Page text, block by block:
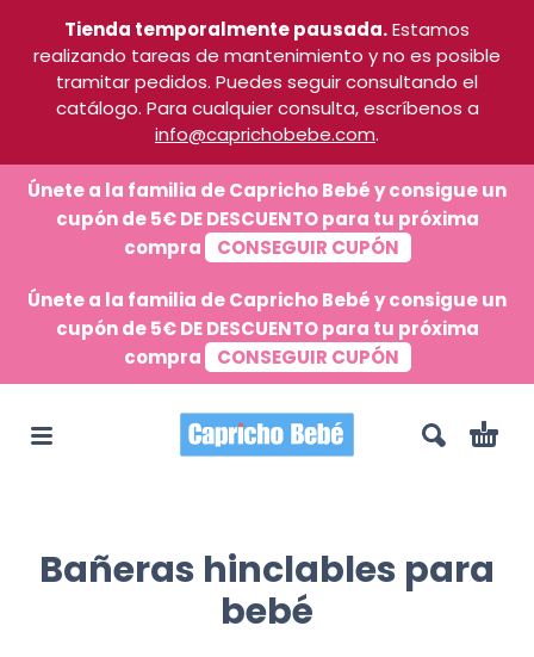
Tienda temporalmente pausada.Estamos
realizando tareas de mantenimiento y no es posible
tramitar pedidos. Puedes seguir consultando el
catálogo. Para cualquier consulta, escríbenos a
info@caprichobebe.com.
Únete a la familia de Capricho Bebé y consigue un
cupón de 5€ DE DESCUENTO para tu próxima
compra
CONSEGUIR CUPÓN
Únete a la familia de Capricho Bebé y consigue un
cupón de 5€ DE DESCUENTO para tu próxima
compra
CONSEGUIR CUPÓN
Bañeras hinclables para
bebé